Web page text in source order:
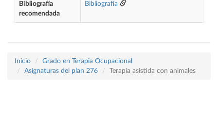
Bibliografía
recomendada
Bibliografía
Inicio
Grado en Terapia Ocupacional
Asignaturas del plan 276
Terapia asistida con animales